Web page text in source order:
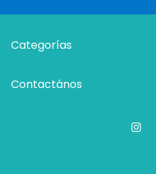
Categorías
Contactános